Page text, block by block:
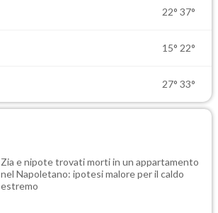
22° 37°
15° 22°
27° 33°
Zia e nipote trovati morti in un appartamento
nel Napoletano: ipotesi malore per il caldo
estremo